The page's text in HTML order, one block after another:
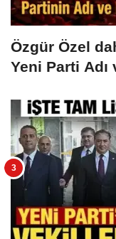
Özgür Özel
Yeni Parti Adı